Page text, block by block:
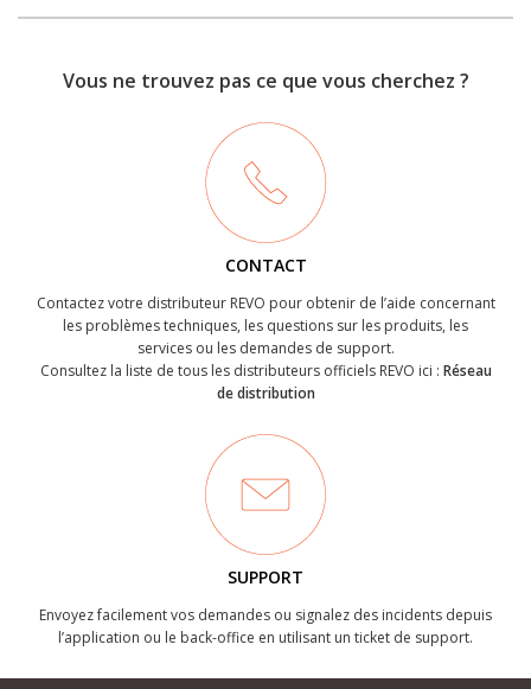
Vous ne trouvez pas ce que vous cherchez ?
CONTACT
Contactez votre distributeur REVO pour obtenir de l’aide concernant
les problèmes techniques, les questions sur les produits, les
services ou les demandes de support.
Consultez la liste de tous les distributeurs officiels REVO ici : Réseau
de distribution
SUPPORT
Envoyez facilement vos demandes ou signalez des incidents depuis
l’application ou le back-office en utilisant un ticket de support.